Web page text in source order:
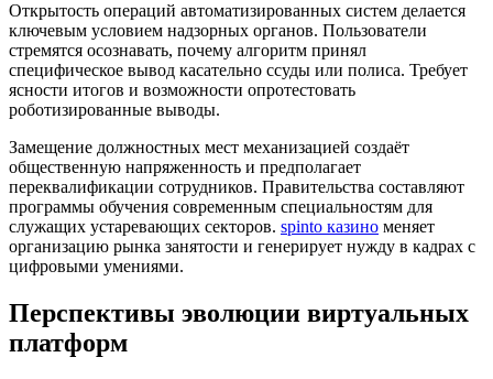
Открытость операций автоматизированных систем делается
ключевым условием надзорных органов. Пользователи
стремятся осознавать, почему алгоритм принял
специфическое вывод касательно ссуды или полиса. Требует
ясности итогов и возможности опротестовать
роботизированные выводы.
Замещение должностных мест механизацией создаёт
общественную напряженность и предполагает
переквалификации сотрудников. Правительства составляют
программы обучения современным специальностям для
служащих устаревающих секторов. spinto казино меняет
организацию рынка занятости и генерирует нужду в кадрах с
цифровыми умениями.
Перспективы эволюции виртуальных
платформ